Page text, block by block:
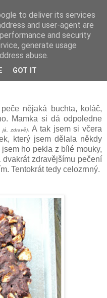
nějaká buchta, koláč,
Mamka si dá odpoledne
já, zdravě). A tak jsem si včera
který jsem dělala někdy
ho pekla z bílé mouky,
zdravějšímu pečení
Tentokrát tedy celozrnný.
to deliver its services
and user-agent are
and security
generate usage
abuse.
GOT IT